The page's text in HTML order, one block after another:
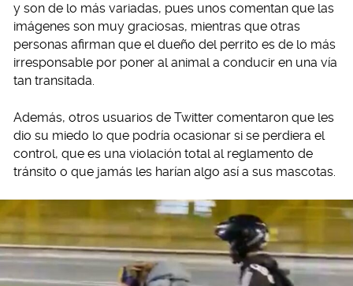
y son de lo más variadas, pues unos comentan que las
imágenes son muy graciosas, mientras que otras
personas afirman que el dueño del perrito es de lo más
irresponsable por poner al animal a conducir en una vía
tan transitada.
Además, otros usuarios de Twitter comentaron que les
dio su miedo lo que podría ocasionar si se perdiera el
control, que es una violación total al reglamento de
tránsito o que jamás les harían algo así a sus mascotas.